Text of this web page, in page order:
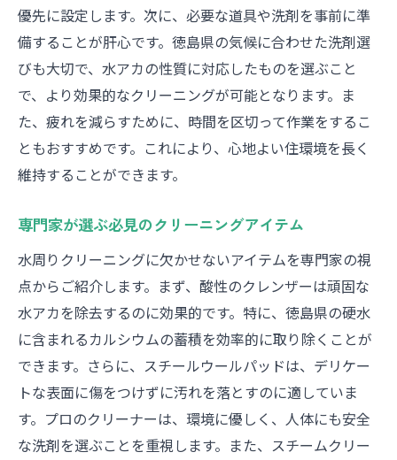
優先に設定します。次に、必要な道具や洗剤を事前に準
備することが肝心です。徳島県の気候に合わせた洗剤選
びも大切で、水アカの性質に対応したものを選ぶこと
で、より効果的なクリーニングが可能となります。ま
た、疲れを減らすために、時間を区切って作業をするこ
ともおすすめです。これにより、心地よい住環境を長く
維持することができます。
専門家が選ぶ必見のクリーニングアイテム
水周りクリーニングに欠かせないアイテムを専門家の視
点からご紹介します。まず、酸性のクレンザーは頑固な
水アカを除去するのに効果的です。特に、徳島県の硬水
に含まれるカルシウムの蓄積を効率的に取り除くことが
できます。さらに、スチールウールパッドは、デリケー
トな表面に傷をつけずに汚れを落とすのに適していま
す。プロのクリーナーは、環境に優しく、人体にも安全
な洗剤を選ぶことを重視します。また、スチームクリー